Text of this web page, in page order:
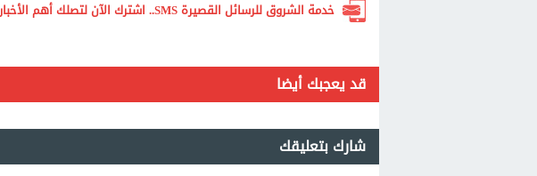
خدمة الشروق للرسائل القصيرة SMS.. اشترك الآن لتصلك أهم الأخبار لحظة بلحظة
قد يعجبك أيضا
شارك بتعليقك